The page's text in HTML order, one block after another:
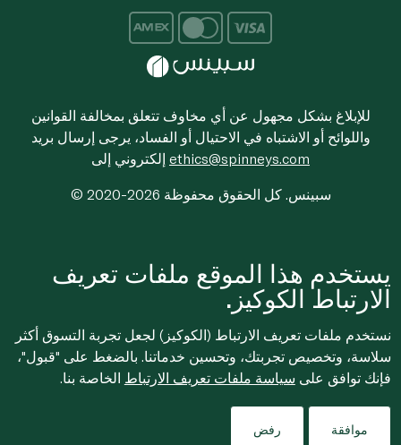
للإبلاغ بشكل مجهول عن أي مخاوف تتعلق بمخالفة القوانين
واللوائح أو الاشتباه في الاحتيال أو الفساد، يرجى إرسال بريد
ethics@spinneys.com
© 2020-2026 سبينس. كل الحقوق محفوظة
يستخدم هذا الموقع ملفات تعريف
الارتباط الكوكيز.
نستخدم ملفات تعريف الارتباط (الكوكيز) لجعل تجربة التسوق أكثر
سلاسة، وتخصيص تجربتك، وتحسين خدماتنا. بالضغط على "قبول"،
فإنك توافق على سياسة ملفات تعريف الارتباط الخاصة بنا.
موافقة رفض